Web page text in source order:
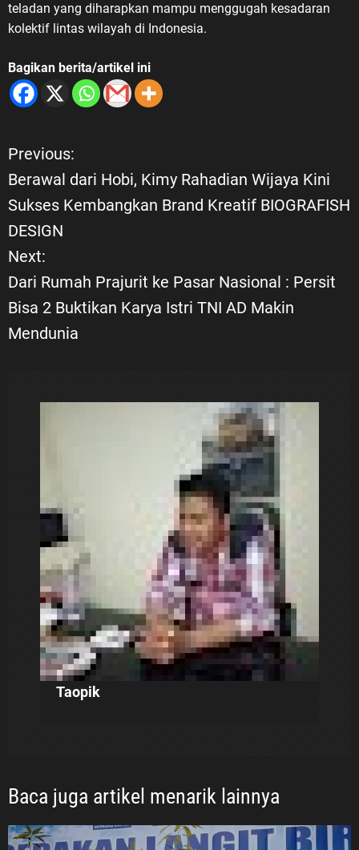
teladan yang diharapkan mampu menggugah kesadaran
kolektif lintas wilayah di Indonesia.
Bagikan berita/artikel ini
N
a
v
i
g
Previous:
Berawal dari Hobi, Kimy Rahadian Wijaya Kini
Sukses Kembangkan Brand Kreatif BIOGRAFISH
DESIGN
Next:
Dari Rumah Prajurit ke Pasar Nasional : Persit
Bisa 2 Buktikan Karya Istri TNI AD Makin
Mendunia
Taopik
Baca juga artikel menarik lainnya